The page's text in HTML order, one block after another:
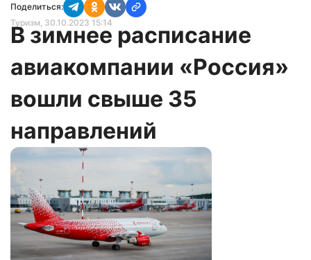
Поделиться:
Туризм, 30.10.2023 15:14
В зимнее расписание
авиакомпании «Россия»
вошли свыше 35
направлений